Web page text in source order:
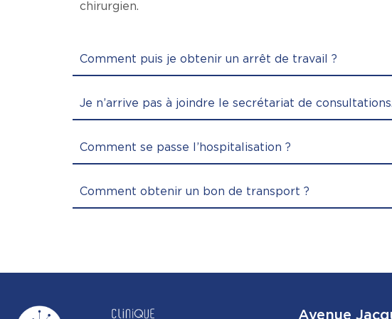
chirurgien.
Comment puis je obtenir un arrêt de travail ?
Je n’arrive pas à joindre le secrétariat de consultations.
Comment se passe l’hospitalisation ?
Comment obtenir un bon de transport ?
Avenue